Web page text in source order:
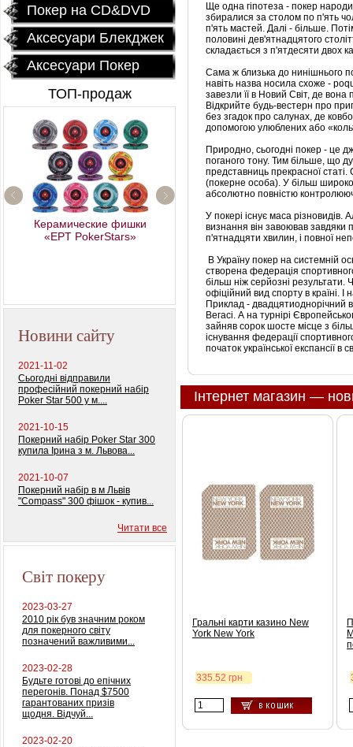
Покер на CD&DVD
Аксесуари Блекджек
Аксесуари Покер
ТОП-продаж
Керамические фишки
«EPT PokerStars»
Профессиональный
покерный набор
"Monte Carlo Millions"
Новини сайту
2021-11-02
Сьогодні відправили
професійний покерний набір
Poker Star 500 у м....
2021-10-15
Покерний набір Poker Star 300
купила Ірина з м. Львова...
2021-10-07
Покерний набір в м Львів
"Compass" 300 фішок - купив...
Читати все
Світ покеру
2023-03-27
2010 рік був значним роком
для покерного світу
позначений важливими...
2023-02-28
Будьте готові до епічних
перегонів. Понад $7500
гарантованих призів
щодня. Відчуй...
2023-02-20
Ще одна гіпотеза - покер
збиралися за столом по п'ять
п'ять мастей. Далі - більше.
половині дев'ятнадцятого
складається з п'ятдесяти двох
Сама ж близька до нинішнього
навіть назва носила схоже -
завезли її в Новий Світ, де
Відкрийте будь-вестерн про
без згадок про салунах, де
допомогою улюблених або
Природно, сьогодні покер - це
поганого тону. Тим більше, що
представниць прекрасної статі.
(покерне особа). У більш
абсолютно повністю
У покері існує маса різновидів.
визнання він завоював завдяки
п'ятнадцяти хвилин, і повної
В Україну покер на системній
створена федерація
більш ніж серйозні результати.
офіційний вид спорту в країні.
Приклад - двадцятиоднорічний
Вегасі. А на турнірі
зайняв сорок шосте місце з
існування федерації
початок української експансії в
Інтернет магазин —
Гральні карти казино New
York New York
335.52 грн